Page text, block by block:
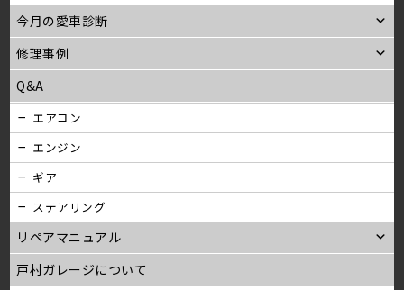
今月の愛車診断
修理事例
Q&A
エアコン
エンジン
ギア
ステアリング
リペアマニュアル
戸村ガレージについて